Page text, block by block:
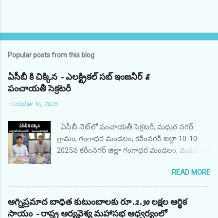
Popular posts from this blog
ఏసీబీ కి చిక్కిన - ఎలక్ట్రికల్ సబ్ ఇంజనీర్ &
పంచాయతీ సెక్రటరీ
-October 10, 2025
ఏసీబీ నెట్‌లో పంచాయతీ సెక్రటరీ, మధుర నగర్
గ్రామం, గంగాధర మండలం, కరీంనగర్ జిల్లా 10-10-
2025న కరీంనగర్ జిల్లా గంగాధర మండలం, మధుర
ఇందిరమ్మ గృహనిర్మాణ పథకం కోసం ఫిర్యాదుదారుడి
ఫైల్‌ను ప్రాసెస్ చేయడానికి అధికారిక అనుకూలంగా
వ్యవహరించినందుకు ఫిర్యాదుదారుడి నుండి రూ.
10,000/- లంచం డిమాండ్ చేసి స్వీకరించినప్పుడు
READ MORE
అగ్నిప్రమాద బాధిత కుటుంబాలకు రూ.2.30 లక్షల ఆర్థిక
సాయం - రాష్ట్ర ఆర్యవైశ్య మహాసభ ఆధ్వర్యంలో